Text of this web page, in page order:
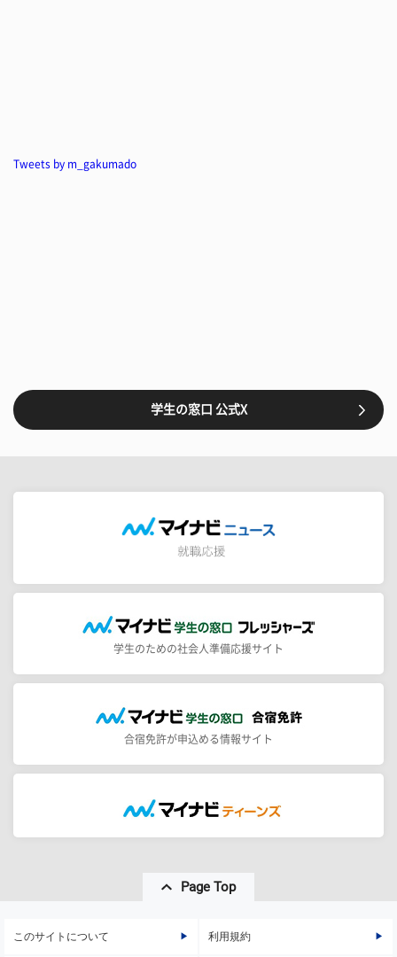
Tweets by m_gakumado
学生の窓口 公式X
学生のための社会人準備応援サイト
合宿免許が申込める情報サイト
Page Top
このサイトについて 利用規約